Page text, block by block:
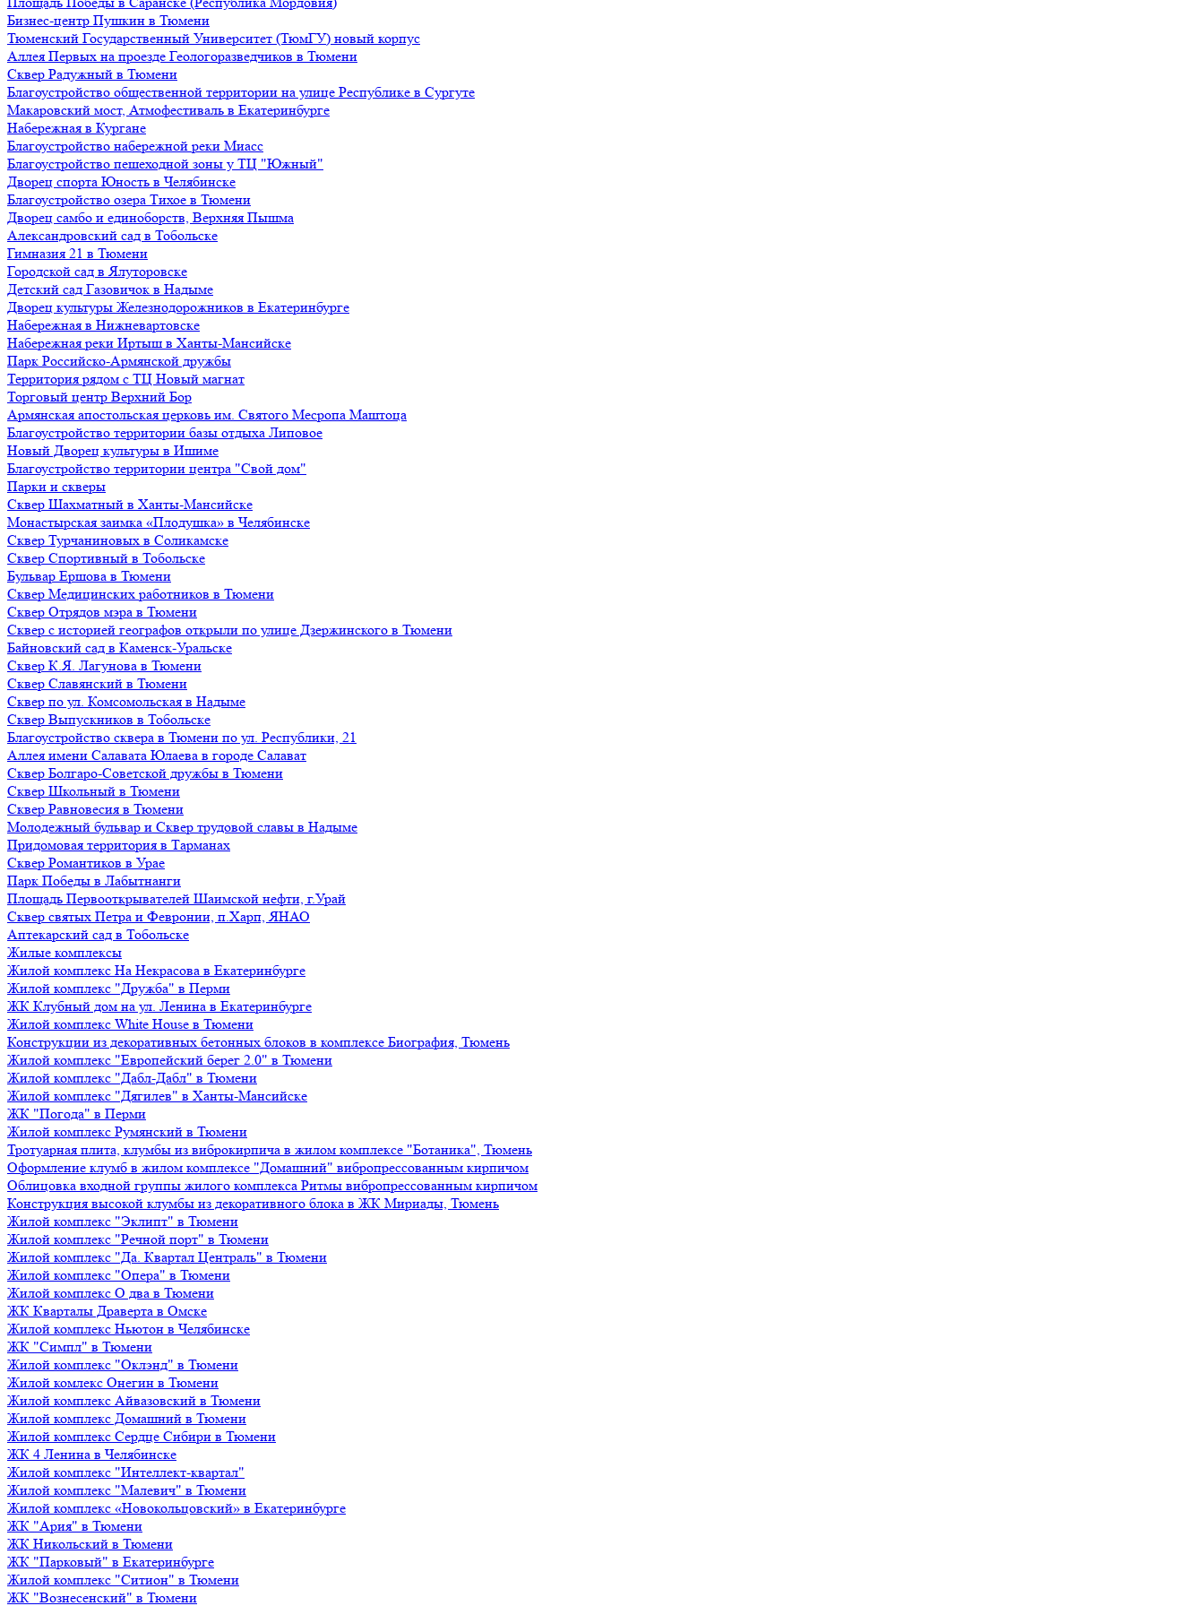
Бизнес-центр Пушкин в Тюмени
Тюменский Государственный Университет (ТюмГУ) новый корпус
Аллея Первых на проезде Геологоразведчиков в Тюмени
Сквер Радужный в Тюмени
Благоустройство общественной территории на улице Республике в Сургуте
Макаровский мост, Атмофестиваль в Екатеринбурге
Набережная в Кургане
Благоустройство набережной реки Миасс
Благоустройство пешеходной зоны у ТЦ "Южный"
Дворец спорта Юность в Челябинске
Благоустройство озера Тихое в Тюмени
Дворец самбо и единоборств, Верхняя Пышма
Александровский сад в Тобольске
Гимназия 21 в Тюмени
Городской сад в Ялуторовске
Детский сад Газовичок в Надыме
Дворец культуры Железнодорожников в Екатеринбурге
Набережная в Нижневартовске
Набережная реки Иртыш в Ханты-Мансийске
Парк Российско-Армянской дружбы
Территория рядом с ТЦ Новый магнат
Торговый центр Верхний Бор
Армянская апостольская церковь им. Святого Месропа Маштоца
Благоустройство территории базы отдыха Липовое
Нoвый Двoрeц культуры в Ишимe
Благоустройство территории центра "Свой дом"
Парки и скверы
Сквер Шахматный в Ханты-Мансийске
Монастырская заимка «Плодушка» в Челябинске
Сквер Турчаниновых в Соликамске
Сквер Спортивный в Тобольске
Бульвар Ершова в Тюмени
Сквер Медицинских работников в Тюмени
Сквер Отрядов мэра в Тюмени
Сквер с историей географов открыли по улице Дзержинского в Тюмени
Байновский сад в Каменск-Уральске
Сквер К.Я. Лагунова в Тюмени
Сквер Славянский в Тюмени
Сквер по ул. Комсомольская в Надыме
Сквер Выпускников в Тобольске
Благоустройство сквера в Тюмени по ул. Республики, 21
Аллея имени Салавата Юлаева в городе Салават
Сквер Болгаро-Советской дружбы в Тюмени
Сквер Школьный в Тюмени
Сквер Равновесия в Тюмени
Молодежный бульвар и Сквер трудовой славы в Надыме
Придомовая территория в Тарманах
Сквер Романтиков в Урае
Парк Победы в Лабытнанги
Площадь Первооткрывателей Шаимской нефти, г.Урай
Сквер святых Петра и Февронии, п.Харп, ЯНАО
Аптекарский сад в Тобольске
Жилые комплексы
Жилой комплекс На Некрасова в Екатеринбурге
Жилой комплекс "Дружба" в Перми
ЖК Клубный дом на ул. Ленина в Екатеринбурге
Жилой комплекс White House в Тюмени
Конструкции из декоративных бетонных блоков в комплексе Биография, Тюмень
Жилой комплекс "Европейский берег 2.0" в Тюмени
Жилой комплекс "Дабл-Дабл" в Тюмени
Жилой комплекс "Дягилев" в Ханты-Мансийске
ЖК "Погода" в Перми
Жилой комплекс Румянский в Тюмени
Тротуарная плита, клумбы из виброкирпича в жилом комплексе "Ботаника", Тюмень
Оформление клумб в жилом комплексе "Домашний" вибропрессованным кирпичом
Облицовка входной группы жилого комплекса Ритмы вибропрессованным кирпичом
Конструкция высокой клумбы из декоративного блока в ЖК Мириады, Тюмень
Жилой комплекс "Эклипт" в Тюмени
Жилой комплекс "Речной порт" в Тюмени
Жилой комплекс "Да. Квартал Централь" в Тюмени
Жилой комплекс "Опера" в Тюмени
Жилой комплекс О два в Тюмени
ЖК Кварталы Драверта в Омске
Жилой комплекс Ньютон в Челябинске
ЖК "Симпл" в Тюмени
Жилой комплекс "Оклэнд" в Тюмени
Жилой комлекс Онегин в Тюмени
Жилой комплекс Айвазовский в Тюмени
Жилой комплекс Домашний в Тюмени
Жилой комплекс Сердце Сибири в Тюмени
ЖК 4 Ленина в Челябинске
Жилой комплекс "Интеллект-квартал"
Жилой комплекс "Малевич" в Тюмени
Жилой комплекс «Новокольцовский» в Екатеринбурге
ЖК "Ария" в Тюмени
ЖК Никольский в Тюмени
ЖК "Парковый" в Екатеринбурге
Жилой комплекс "Ситион" в Тюмени
ЖК "Вознесенский" в Тюмени